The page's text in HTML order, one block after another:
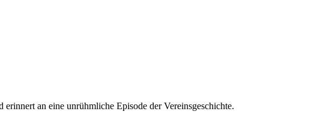
an eine unrühmliche Episode der Vereinsgeschichte.